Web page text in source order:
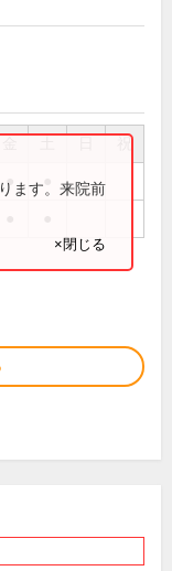
祝
●ます。来院前
×閉じる